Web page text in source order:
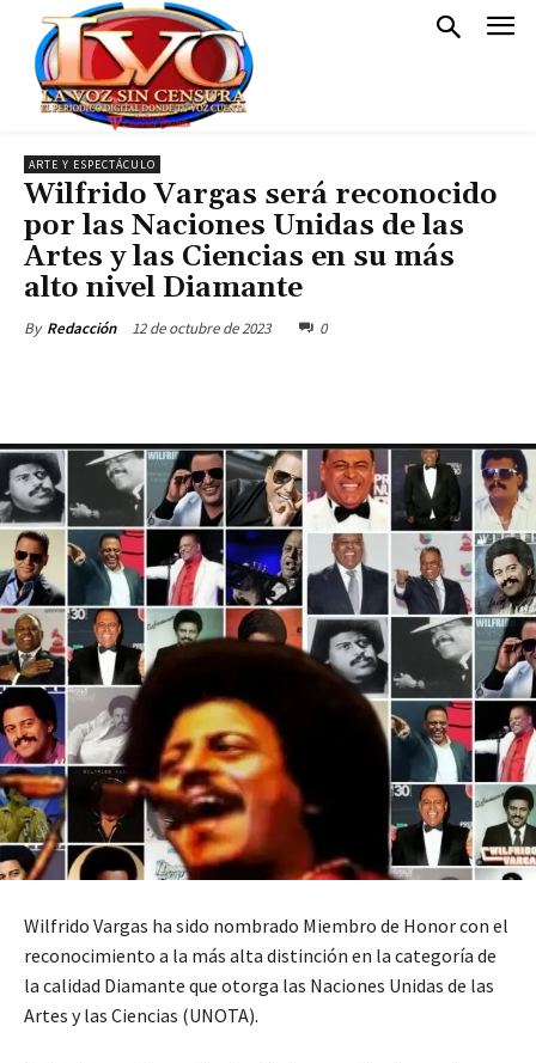
ARTE Y ESPECTÁCULO
Wilfrido Vargas será reconocido
por las Naciones Unidas de las
Artes y las Ciencias en su más
alto nivel Diamante
By Redacción 12 de octubre de 2023 0
Wilfrido Vargas ha sido nombrado Miembro de Honor con el
reconocimiento a la más alta distinción en la categoría de
la calidad Diamante que otorga las Naciones Unidas de las
Artes y las Ciencias (UNOTA).